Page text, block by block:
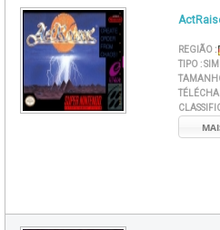
REGIÃO :
TIPO :